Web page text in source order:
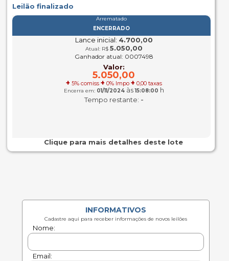
Leilão finalizado
Arrematado
ENCERRADO
Lance inicial: 4.700,00
Atual: R$ 5.050,00
Ganhador atual: 0007498
Valor:
5.050,00
+ 5% comiss + 0% Impo + 0,00 taxas
Encerra em: 01/11/2024às15:08:00 h
Tempo restante: -
Clique para mais detalhes deste lote